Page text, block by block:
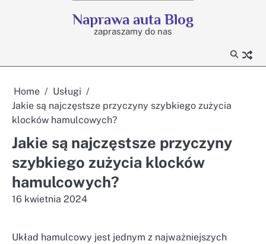
Naprawa auta Blog
zapraszamy do nas
Home
Usługi
Jakie są najczęstsze przyczyny szybkiego zużycia
klocków hamulcowych?
Jakie są najczęstsze przyczyny
szybkiego zużycia klocków
hamulcowych?
16 kwietnia 2024
Układ hamulcowy jest jednym z najważniejszych